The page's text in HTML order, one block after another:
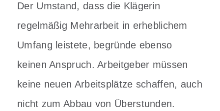
Der Umstand, dass die Klägerin
regelmäßig Mehrarbeit in erheblichem
Umfang leistete, begründe ebenso
keinen Anspruch. Arbeitgeber müssen
keine neuen Arbeitsplätze schaffen, auch
nicht zum Abbau von Überstunden.